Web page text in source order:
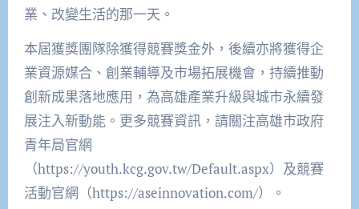
業、改變生活的那一天。
本屆獲獎團隊除獲得競賽獎金外，後續亦將獲得企
業資源媒合、創業輔導及市場拓展機會，持續推動
創新成果落地應用，為高雄產業升級與城市永續發
展注入新動能。更多競賽資訊，請關注高雄市政府
青年局官網
（https://youth.kcg.gov.tw/Default.aspx）及競賽
活動官網（https://aseinnovation.com/）。